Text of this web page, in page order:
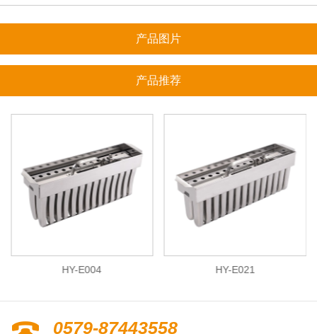
产品图片
产品推荐
HY-E004 HY-E021
0579-87443558